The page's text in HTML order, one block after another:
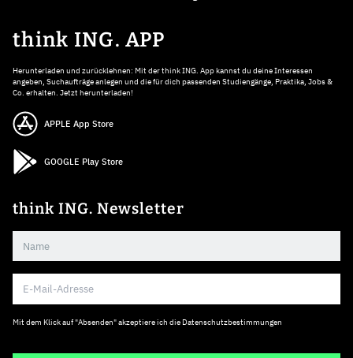
think ING. APP
Herunterladen und zurücklehnen: Mit der think ING. App kannst du deine Interessen
angeben, Suchaufträge anlegen und die für dich passenden Studiengänge, Praktika, Jobs &
Co. erhalten. Jetzt herunterladen!
APPLE App Store
GOOGLE Play Store
think ING. Newsletter
Mit dem Klick auf "Absenden" akzeptiere ich die Datenschutzbestimmungen